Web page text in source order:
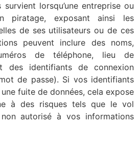
lorsqu’une entreprise ou
piratage, exposant ainsi les
de ses utilisateurs ou de ces
peuvent inclure des noms,
de téléphone, lieu de
des identifiants de connexion
de passe). Si vos identifiants
fuite de données, cela expose
à des risques tels que le vol
non autorisé à vos informations